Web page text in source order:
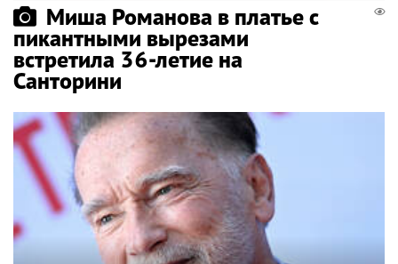
Миша Романова в платье с
пикантными вырезами
встретила 36-летие на
Санторини